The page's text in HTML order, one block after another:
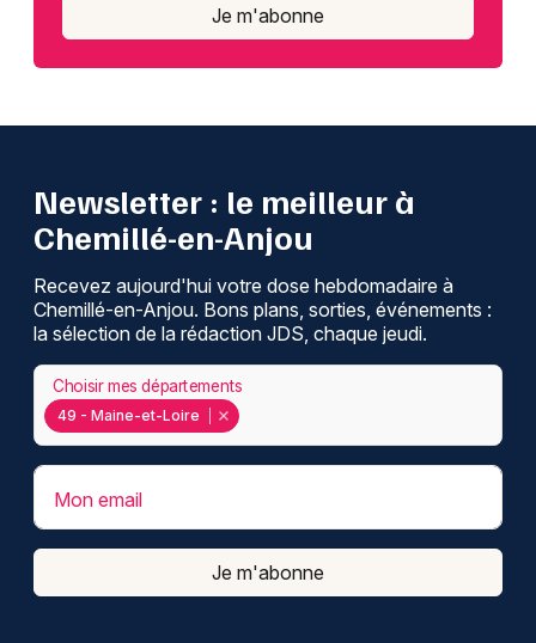
Je m'abonne
Newsletter : le meilleur à
Chemillé-en-Anjou
Recevez aujourd'hui votre dose hebdomadaire à
Chemillé-en-Anjou. Bons plans, sorties, événements :
la sélection de la rédaction JDS, chaque jeudi.
49 - Maine-et-Loire
Choisir mes départements
Mon email
Je m'abonne